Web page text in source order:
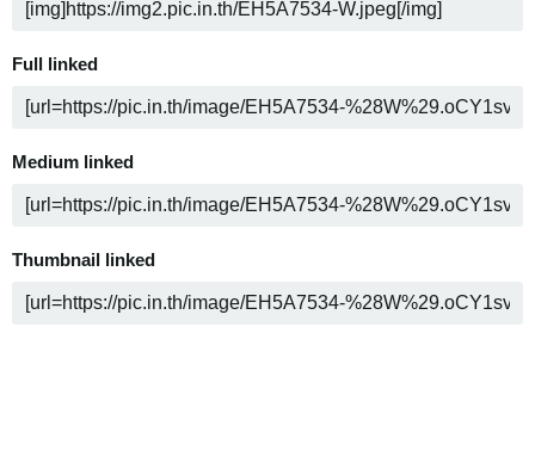
Full linked
Medium linked
Thumbnail linked